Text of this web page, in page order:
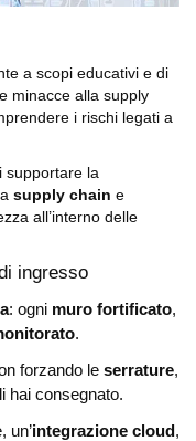
a scopi educativi e di
minacce alla supply
i rischi legati a
supportare la
supply chain e
all’interno delle
ingresso
: ogni muro fortificato,
.
forzando le serrature,
hai consegnato.
un’integrazione cloud ,